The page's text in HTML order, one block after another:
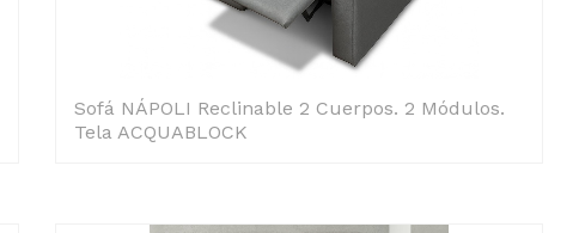
Sofá NÁPOLI Reclinable 2 Cuerpos. 2 Módulos.
Tela ACQUABLOCK